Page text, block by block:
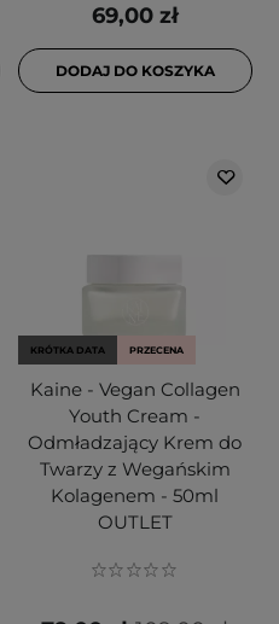
69,00 zł
DODAJ DO KOSZYKA
KRÓTKA DATA PRZECENA
Kaine - Vegan Collagen
Youth Cream -
Odmładzający Krem do
Twarzy z Wegańskim
Kolagenem - 50ml
OUTLET